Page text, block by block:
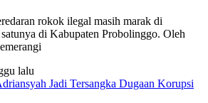
rokok ilegal masih marak di
satunya di Kabupaten Probolinggo. Oleh
lalu
Jadi Tersangka Dugaan Korupsi